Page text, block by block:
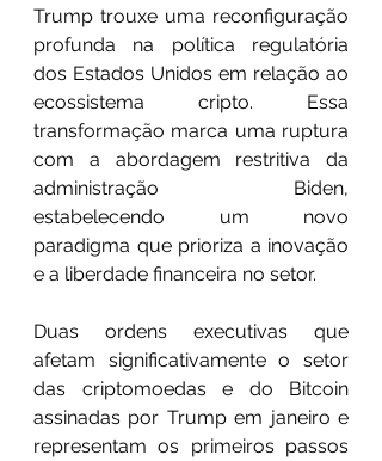
Trump trouxe uma reconfiguração
profunda na política regulatória
dos Estados Unidos em relação ao
ecossistema cripto. Essa
transformação marca uma ruptura
com a abordagem restritiva da
administração Biden,
estabelecendo um novo
paradigma que prioriza a inovação
e a liberdade financeira no setor.
Duas ordens executivas que
afetam significativamente o setor
das criptomoedas e do Bitcoin
assinadas por Trump em janeiro e
representam os primeiros passos